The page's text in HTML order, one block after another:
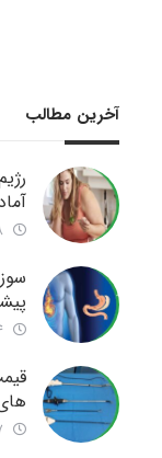
آخرین مطالب